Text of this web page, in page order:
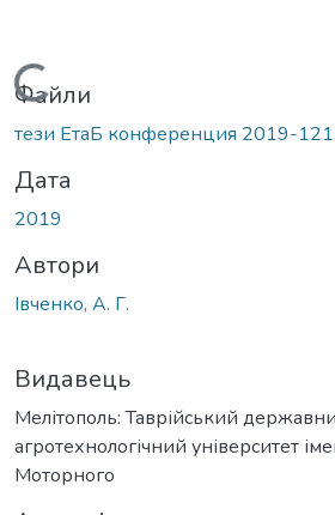
Вантажиться...
Файли
тези ЕтаБ конференция 2019-
Дата
2019
Автори
Івченко, А. Г.
Видавець
Мелітополь: Таврійський
агротехнологічний університет
Моторного